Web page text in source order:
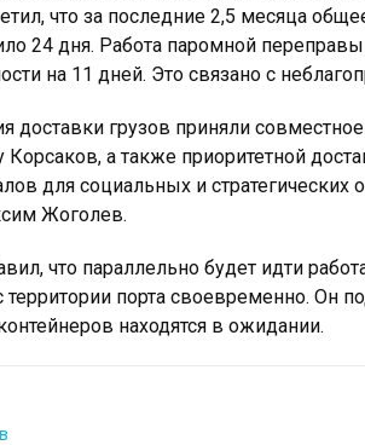
что за последние 2,5 месяца
24 дня. Работа паромной
на 11 дней. Это связано с
доставки грузов приняли
Корсаков, а также приоритетной
для социальных и
Жоголев.
что параллельно будет идти
территории порта своевременно. Он
находятся в ожидании.